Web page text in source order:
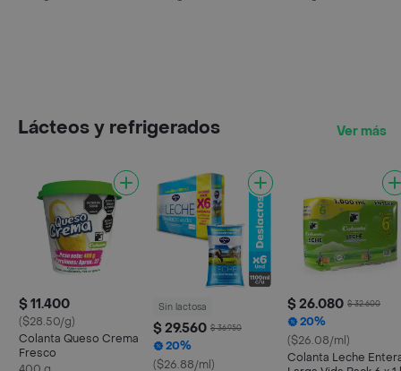
Lácteos y refrigerados Ver más
$ 11.400
($28.50/g)
Colanta Queso Crema
Fresco
Sin lactosa
$ 29.560 $ 36.950
20%
($26.88/ml)
$ 26.080 $ 32.600
20%
($26.08/ml)
Colanta Leche